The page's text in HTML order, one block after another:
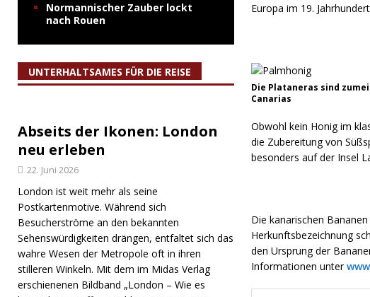
Europa im 19.
Die Plataneras sind
Canarias
Obwohl kein Honig im
die Zubereitung von
besonders auf der Insel
Die kanarischen
Herkunftsbezeichnung
den Ursprung der
Informationen unter
Normannischer Zauber lockt
nach Rouen
UNTERHALTSAMES FÜR DIE REISE
Abseits der Ikonen: London
neu erleben
22. Juni 2026
London ist weit mehr als seine
Postkartenmotive. Während sich
Besucherströme an den bekannten
Sehenswürdigkeiten drängen, entfaltet sich das
wahre Wesen der Metropole oft in ihren
stilleren Winkeln. Mit dem im Midas Verlag
erschienenen Bildband „London – Wie es